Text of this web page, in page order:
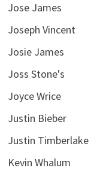
Jose James
Joseph Vincent
Josie James
Joss Stone's
Joyce Wrice
Justin Bieber
Justin Timberlake
Kevin Whalum